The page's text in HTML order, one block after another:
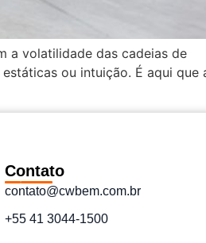
a volatilidade das cadeias de
ou intuição. É aqui que
Contato
contato@cwbem.com.br
+55 41 3044-1500